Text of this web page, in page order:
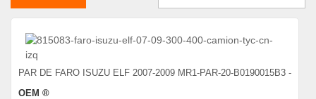
PAR DE FARO ISUZU ELF 2007-2009 MR1-PAR-20-B0190015B3 -
OEM ®